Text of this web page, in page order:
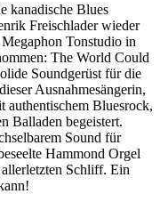
kanadische Blues
Freischlader wieder
Tonstudio in
The World Could
Soundgerüst für die
Ausnahmesängerin,
authentischem Bluesrock,
Balladen begeistert.
Sound für
Hammond Orgel
Schliff. Ein